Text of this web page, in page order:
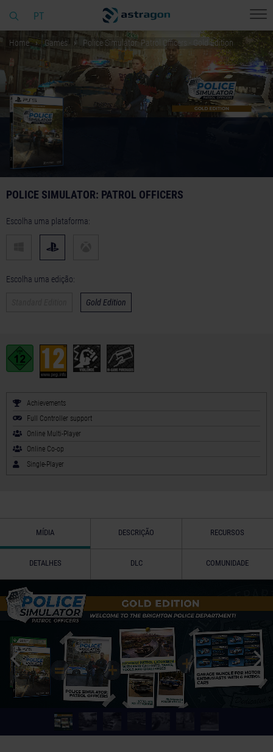
PT
Home Games Police Simulator: Patrol Officers - Gold Edition
POLICE SIMULATOR: PATROL OFFICERS
Escolha uma plataforma:
Escolha uma edição:
Gold Edition
Achievements
Full Controller support
Online Multi-Player
Online Co-op
Single-Player
MÍDIA DESCRIÇÃO RECURSOS
DETALHES DLC COMUNIDADE